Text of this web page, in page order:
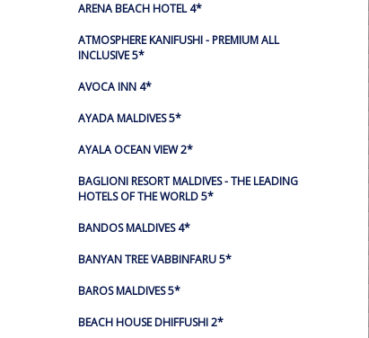
ARENA BEACH HOTEL 4*
ATMOSPHERE KANIFUSHI - PREMIUM ALL
INCLUSIVE 5*
AVOCA INN 4*
AYADA MALDIVES 5*
AYALA OCEAN VIEW 2*
BAGLIONI RESORT MALDIVES - THE LEADING
HOTELS OF THE WORLD 5*
BANDOS MALDIVES 4*
BANYAN TREE VABBINFARU 5*
BAROS MALDIVES 5*
BEACH HOUSE DHIFFUSHI 2*